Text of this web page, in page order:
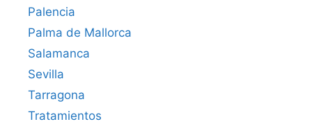
Palencia
Palma de Mallorca
Salamanca
Sevilla
Tarragona
Tratamientos